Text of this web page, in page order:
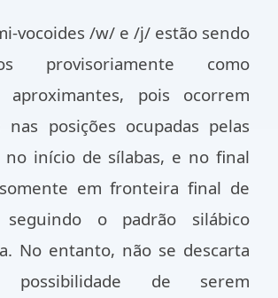
/w/ e /j/ estão sendo
provisoriamente como
aproximantes, pois ocorrem
nas posições ocupadas pelas
no início de sílabas, e no final
em fronteira final de
seguindo o padrão silábico
No entanto, não se descarta
de serem